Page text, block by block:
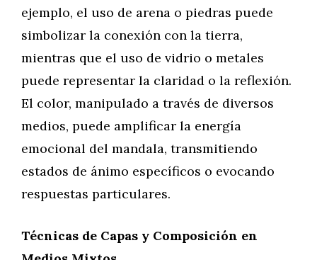
ejemplo, el uso de arena o piedras puede
simbolizar la conexión con la tierra,
mientras que el uso de vidrio o metales
puede representar la claridad o la reflexión.
El color, manipulado a través de diversos
medios, puede amplificar la energía
emocional del mandala, transmitiendo
estados de ánimo específicos o evocando
respuestas particulares.
Técnicas de Capas y Composición en